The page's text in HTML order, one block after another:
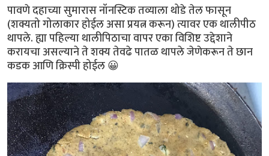
पावणे दहाच्या सुमारास नॉनस्टिक तव्याला थोडे तेल फासून
(शक्यतो गोलाकार होईल असा प्रयत्न करून) त्यावर एक थालीपीठ
थापले. ह्या पहिल्या थालीपिठाचा वापर एका विशिष्ट उद्देशाने
करायचा असल्याने ते शक्य तेवढे पातळ थापले जेणेकरून ते छान
कडक आणि क्रिस्पी होईल 😀